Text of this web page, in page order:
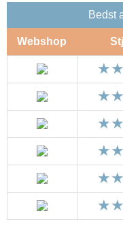
Bedst
Webshop